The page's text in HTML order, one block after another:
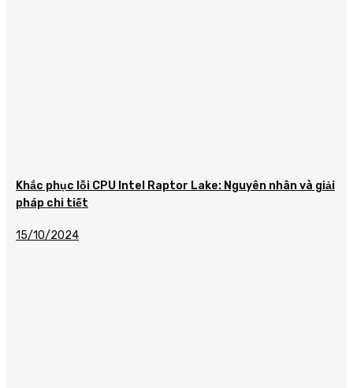
Khắc phục lỗi CPU Intel Raptor Lake: Nguyên nhân và giải
pháp chi tiết
15/10/2024